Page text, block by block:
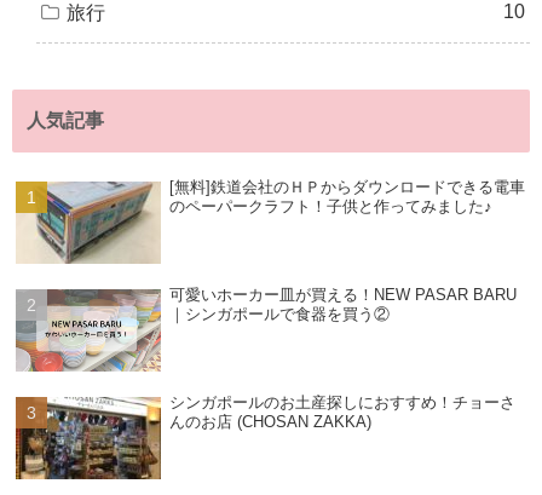
旅行 10
人気記事
[無料]鉄道会社のＨＰからダウンロードできる電車
のペーパークラフト！子供と作ってみました♪
可愛いホーカー皿が買える！NEW PASAR BARU
｜シンガポールで食器を買う②
シンガポールのお土産探しにおすすめ！チョーさ
んのお店 (CHOSAN ZAKKA)